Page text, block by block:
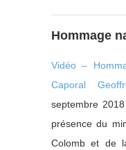
Hommage
Vidéo –
Caporal
septembre
présence du
Colomb et de